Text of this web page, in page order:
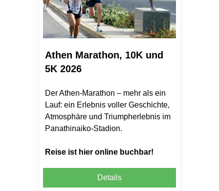
Athen Marathon, 10K und
5K 2026
Der Athen-Marathon – mehr als ein
Lauf: ein Erlebnis voller Geschichte,
Atmosphäre und Triumpherlebnis im
Panathinaiko-Stadion.
Reise ist hier online buchbar!
Details